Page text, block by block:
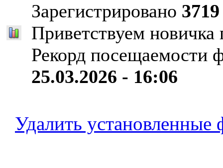
Зарегистрировано 3719
Приветствуем
Рекорд посещаемости
25.03.2026 - 16:06
Удалить